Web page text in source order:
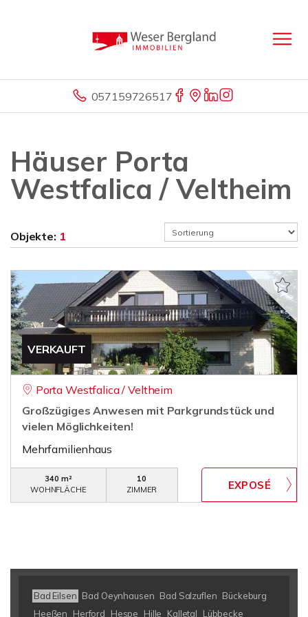
057159726517
Häuser Porta
Westfalica / Veltheim
Objekte: 1
VERKAUFT
Porta Westfalica / Veltheim
Großzügiges Anwesen mit Parkgrundstück und
vielen Möglichkeiten!
Mehrfamilienhaus
340 m²
WOHNFLÄCHE
10
ZIMMER
Bad Eilsen Bad Oeynhausen Bad Salzuflen Bückeburg
Heeßen
Herford Hespe Hille Kalletal
Lübbecke